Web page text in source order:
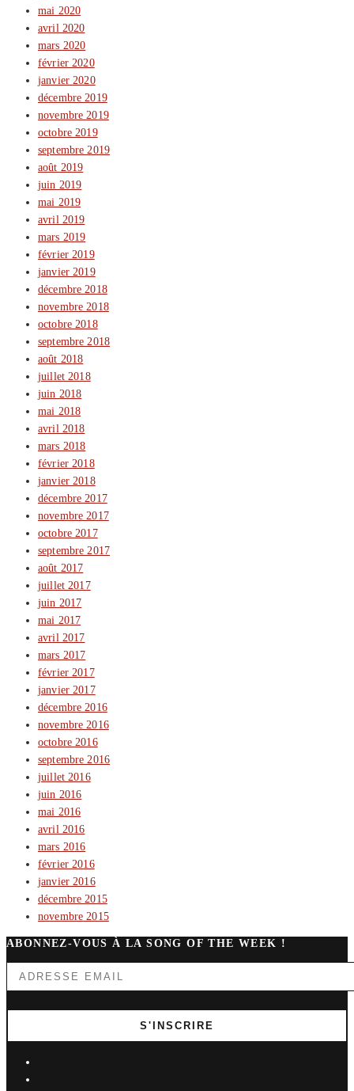
mai 2020
avril 2020
mars 2020
février 2020
janvier 2020
décembre 2019
novembre 2019
octobre 2019
septembre 2019
août 2019
juin 2019
mai 2019
avril 2019
mars 2019
février 2019
janvier 2019
décembre 2018
novembre 2018
octobre 2018
septembre 2018
août 2018
juillet 2018
juin 2018
mai 2018
avril 2018
mars 2018
février 2018
janvier 2018
décembre 2017
novembre 2017
octobre 2017
septembre 2017
août 2017
juillet 2017
juin 2017
mai 2017
avril 2017
mars 2017
février 2017
janvier 2017
décembre 2016
novembre 2016
octobre 2016
septembre 2016
juillet 2016
juin 2016
mai 2016
avril 2016
mars 2016
février 2016
janvier 2016
décembre 2015
novembre 2015
ABONNEZ-VOUS À LA SONG OF THE WEEK !